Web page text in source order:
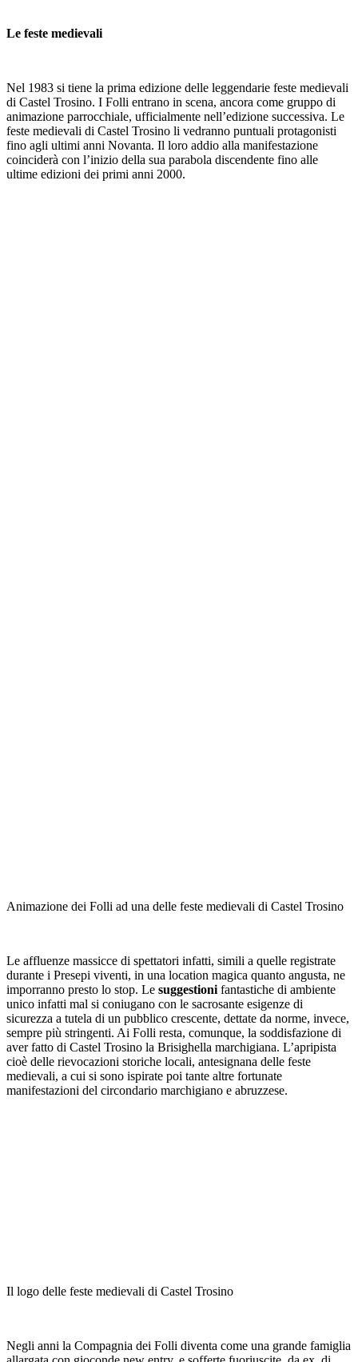
Le feste medievali
Nel 1983 si tiene la prima edizione delle leggendarie feste medievali
di Castel Trosino. I Folli entrano in scena, ancora come gruppo di
animazione parrocchiale, ufficialmente nell’edizione successiva. Le
feste medievali di Castel Trosino li vedranno puntuali protagonisti
fino agli ultimi anni Novanta. Il loro addio alla manifestazione
coinciderà con l’inizio della sua parabola discendente fino alle
ultime edizioni dei primi anni 2000.
Animazione dei Folli ad una delle feste medievali di Castel Trosino
Le affluenze massicce di spettatori infatti, simili a quelle registrate
durante i Presepi viventi, in una location magica quanto angusta, ne
imporranno presto lo stop. Le suggestioni fantastiche di ambiente
unico infatti mal si coniugano con le sacrosante esigenze di
sicurezza a tutela di un pubblico crescente, dettate da norme, invece,
sempre più stringenti. Ai Folli resta, comunque, la soddisfazione di
aver fatto di Castel Trosino la Brisighella marchigiana. L’apripista
cioè delle rievocazioni storiche locali, antesignana delle feste
medievali, a cui si sono ispirate poi tante altre fortunate
manifestazioni del circondario marchigiano e abruzzese.
Il logo delle feste medievali di Castel Trosino
Negli anni la Compagnia dei Folli diventa come una grande famiglia